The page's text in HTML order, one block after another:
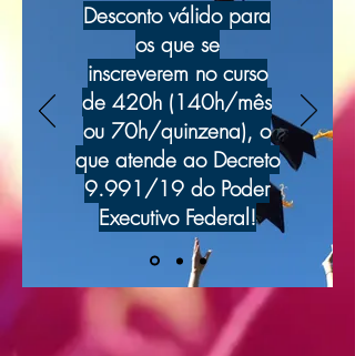
Desconto válido para
os que se
inscreverem no curso
de 420h (140h/mês
ou 70h/quinzena), o
que atende ao Decreto
9.991/19 do Poder
Executivo Federal!